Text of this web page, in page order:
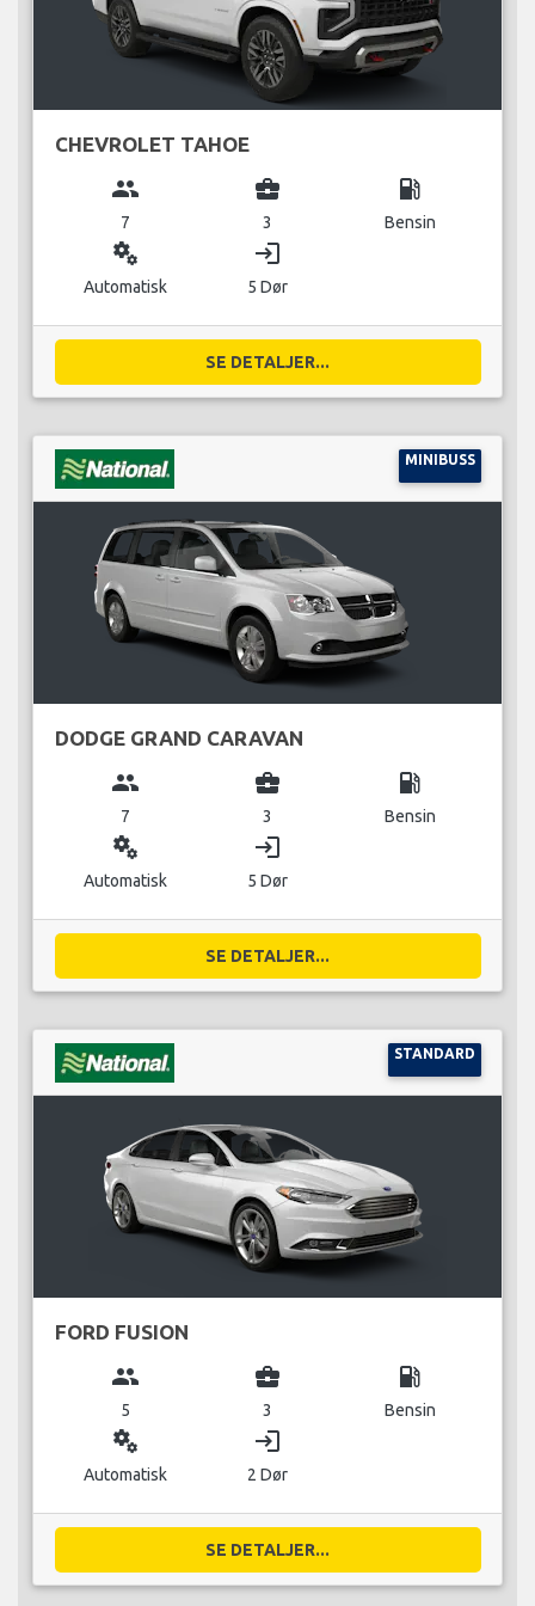
CHEVROLET TAHOE
group
7
business_center
3
local_gas_station
Bensin
miscellaneous_services
Automatisk
login
5 Dør
SE DETALJER...
MINIBUSS
DODGE GRAND CARAVAN
group
7
business_center
3
local_gas_station
Bensin
miscellaneous_services
Automatisk
login
5 Dør
SE DETALJER...
STANDARD
FORD FUSION
group
5
business_center
3
local_gas_station
Bensin
miscellaneous_services
Automatisk
login
2 Dør
SE DETALJER...